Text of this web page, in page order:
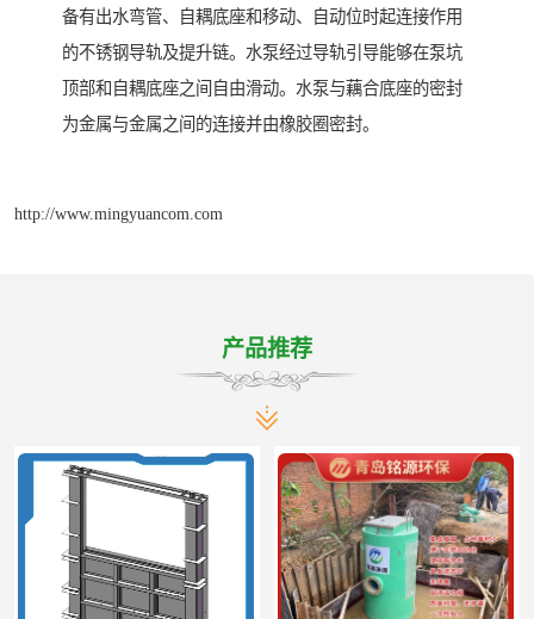
备有出水弯管、自耦底座和移动、自动位时起连接作用
的不锈钢导轨及提升链。水泵经过导轨引导能够在泵坑
顶部和自耦底座之间自由滑动。水泵与藕合底座的密封
为金属与金属之间的连接并由橡胶圈密封。
http://www.mingyuancom.com
产品推荐